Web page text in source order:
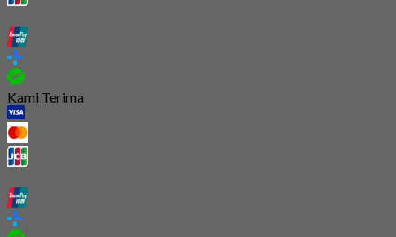
Kami Terima